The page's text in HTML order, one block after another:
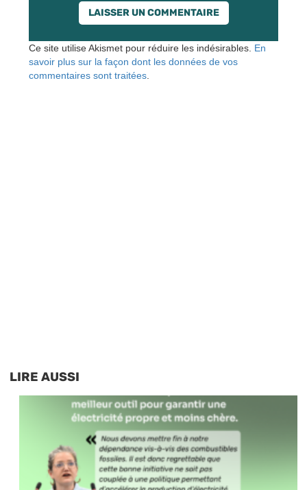
Ce site utilise Akismet pour réduire les indésirables. En
savoir plus sur la façon dont les données de vos
commentaires sont traitées
LIRE AUSSI